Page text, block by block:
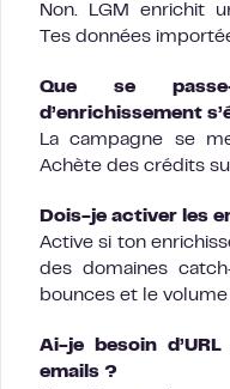
Non. LGM enrichit
Tes données
Que se
d’enrichissement
La campagne se
Achète des crédits
Dois-je activer les
Active si ton
des domaines
bounces et le
Ai-je besoin
emails ?